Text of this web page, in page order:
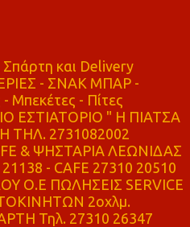
Σπάρτη και Delivery
- ΣΝΑΚ ΜΠΑΡ -
Μπεκέτες - Πίτες
ΕΣΤΙΑΤΟΡΙΟ " Η ΠΙΑΤΣΑ
2731082002
& ΨΗΣΤΑΡΙΑ ΛΕΩΝΙΔΑΣ
- CAFE 27310 20510
Ο.Ε ΠΩΛΗΣΕΙΣ SERVICE
2οχλμ.
Τηλ. 27310 26347